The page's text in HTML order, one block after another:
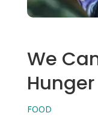
We
Hunger
FOOD